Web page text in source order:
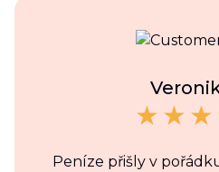
Peníze přišly v